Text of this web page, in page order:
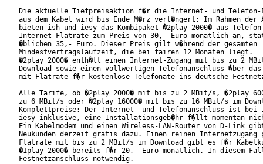
Die aktuelle Tiefpreisaktion f�r die Internet- und Telefon-
aus dem Kabel wird bis Ende M�rz verl�ngert: Im Rahmen der
bieten ish und iesy das Kombipaket �2play 2000� aus
Internet-Flatrate zum Preis von 30,- Euro monatlich an,
�blichen 35,- Euro. Dieser Preis gilt w�hrend der gesamten
Mindestvertragslaufzeit, die bei fairen 12 Monaten liegt.
�2play 2000� enth�lt einen Internet-Zugang mit bis zu 2
Download sowie einen vollwertigen Telefonanschluss �ber das
mit Flatrate f�r kostenlose Telefonate ins deutsche
Alle Tarife, ob �2play 2000� mit bis zu 2 MBit/s, �2play
zu 6 MBit/s oder �2play 16000� mit bis zu 16 MBit/s im
Komplettpreise: Der Internet- und Telefonanschluss ist bei
iesy inklusive, eine Installationsgeb�hr f�llt momentan
Ein Kabelmodem und einen Wireless-LAN-Router von D-Link
Neukunden derzeit gratis dazu. Einen reinen Internetzugang
Flatrate mit bis zu 2 MBit/s im Download gibt es f�r
�1play 2000� bereits f�r 20,- Euro monatlich. In diesem
Festnetzanschluss notwendig.